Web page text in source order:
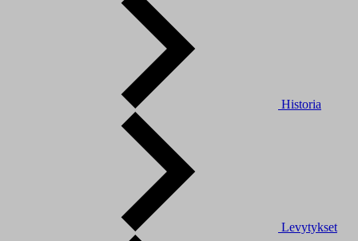
Historia
Levytykset